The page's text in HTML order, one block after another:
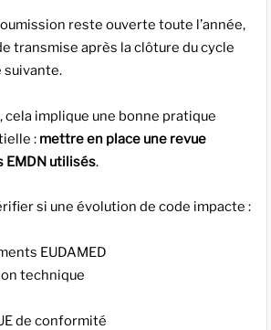
reste ouverte toute l’année,
transmise après la clôture du cycle
suivante.
cela implique une bonne pratique
: mettre en place une revue
EMDN utilisés.
si une évolution de code impacte :
EUDAMED
technique
de conformité